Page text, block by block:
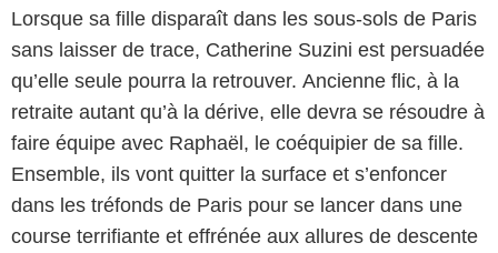
Lorsque sa fille disparaît dans les sous-sols de Paris
sans laisser de trace, Catherine Suzini est persuadée
qu’elle seule pourra la retrouver. Ancienne flic, à la
retraite autant qu’à la dérive, elle devra se résoudre à
faire équipe avec Raphaël, le coéquipier de sa fille.
Ensemble, ils vont quitter la surface et s’enfoncer
dans les tréfonds de Paris pour se lancer dans une
course terrifiante et effrénée aux allures de descente